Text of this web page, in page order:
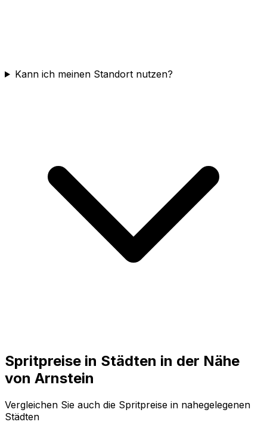
Kann ich meinen Standort nutzen?
Spritpreise in Städten in der Nähe
von Arnstein
Vergleichen Sie auch die Spritpreise in nahegelegenen
Städten